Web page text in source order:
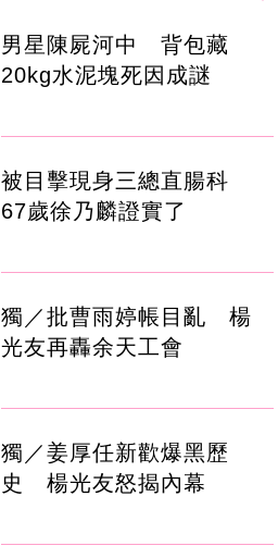
男星陳屍河中 背包藏
20kg水泥塊死因成謎
被目擊現身三總直腸科
67歲徐乃麟證實了
獨／批曹雨婷帳目亂 楊
光友再轟余天工會
獨／姜厚任新歡爆黑歷
史 楊光友怒揭內幕